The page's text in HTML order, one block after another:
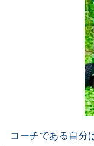
コーチである自分